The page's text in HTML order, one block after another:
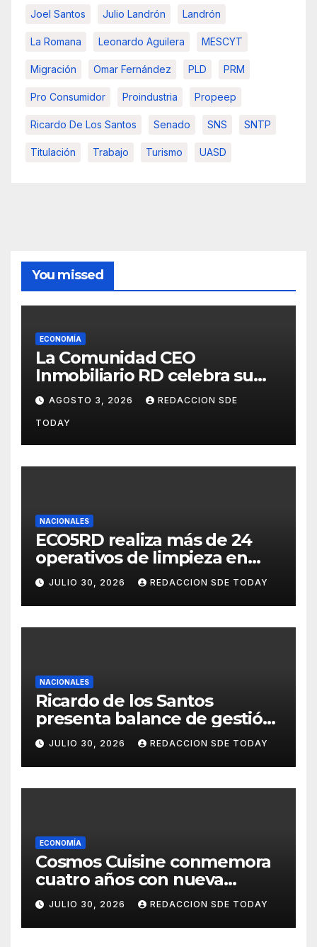
Joel Santos Julio Landrón Landrón
La Romana Leonardo Aguilera MESCYT
Migración Omar Fernández PLD PRM
Pro Consumidor Proindustria Propeep
Ricardo De Los Santos Senado SNS SNTP
Titulación Trabajo Turismo UASD
You missed
ECONOMÍA
La Comunidad CEO
Inmobiliario RD celebra su
segundo aniversario
consolidando una cultura de
alianza y colaboración
AGOSTO 3, 2026 REDACCION SDE
TODAY
NACIONALES
ECO5RD realiza más de 24
operativos de limpieza en
diferentes provincias y
municipios del país
JULIO 30, 2026 REDACCION SDE TODAY
NACIONALES
Ricardo de los Santos
presenta balance de gestión
con 416 iniciativas aprobadas
y avances históricos en el
Senado
JULIO 30, 2026 REDACCION SDE TODAY
ECONOMÍA
Cosmos Cuisine conmemora
cuatro años con nueva
administración y nuevos
sabores
JULIO 30, 2026 REDACCION SDE TODAY